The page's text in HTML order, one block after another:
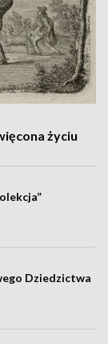
życiu
Dziedzictwa